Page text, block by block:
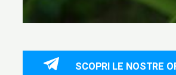
SCOPRI LE NOSTRE